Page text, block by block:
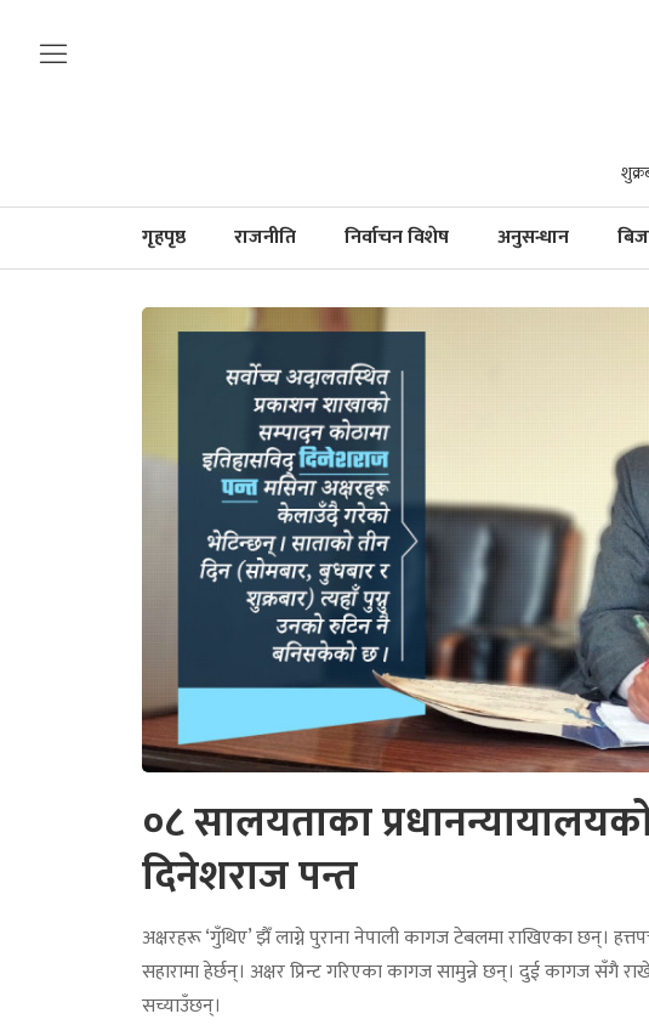
गृहपृष्ठ राजनीति निर्वाचन विशेष अनुसन्धान
०८ सालयताका
दिनेशराज पन्त
अक्षरहरू ‘गुँथिए’ झैँ लाग्ने पुराना नेपाली कागज टेबलमा राखिएका छन्।
सहारामा हेर्छन्। अक्षर प्रिन्ट गरिएका कागज सामुन्ने छन्। दुई कागज सँगै
सच्याउँछन्।